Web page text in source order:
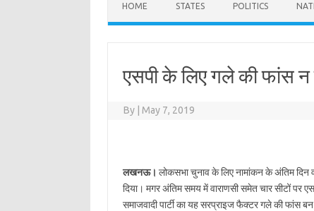
HOME STATES POLITICS
एसपी के लिए गले की फांस न
By May 7, 2019
लखनऊ। लोकसभा चुनाव के लिए नामांकन के अंतिम दिन
दिया। मगर अंतिम समय में वाराणसी समेत चार सीटों पर
समाजवादी पार्टी का यह सरप्राइज फैक्टर गले की फांस